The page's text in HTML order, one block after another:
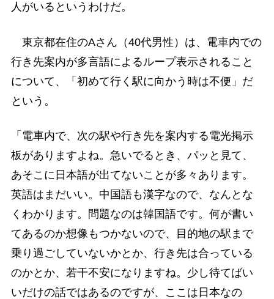
人がいるというわけだ。
東京都在住のAさん（40代男性）は、電車内での
行き先案内が多言語によるループ表示されること
について、「初めて行く駅に向かう時は不便」だ
という。
「電車内で、次の駅や行き先を案内する電光掲示
板がありますよね。急いでるとき、パッと見て、
あそこに日本語が出てないことが多々あります。
英語はまだいい。中国語も漢字なので、なんとな
くわかります。問題なのは韓国語です。何が書い
てあるのか想像もつかないので、目的地の駅まで
乗り過ごしていないかとか、行き先は合っている
のかとか、若干不安になりますね。少し待てばい
いだけの話ではあるのですが、ここは日本なの